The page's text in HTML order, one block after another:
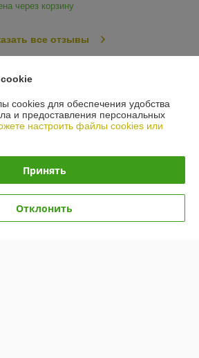
через корзину
все отзывы
cookies для обеспечения удобства
и предоставления персональных
настроить файлы cookies или
Принять
Отклонить